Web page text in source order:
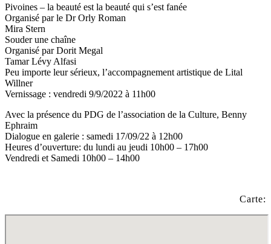
Pivoines – la beauté est la beauté qui s’est fanée
Organisé par le Dr Orly Roman
Mira Stern
Souder une chaîne
Organisé par Dorit Megal
Tamar Lévy Alfasi
Peu importe leur sérieux, l’accompagnement artistique de Lital
Willner
Vernissage : vendredi 9/9/2022 à 11h00
Avec la présence du PDG de l’association de la Culture, Benny
Ephraim
Dialogue en galerie : samedi 17/09/22 à 12h00
Heures d’ouverture: du lundi au jeudi 10h00 – 17h00
Vendredi et Samedi 10h00 – 14h00
Carte: